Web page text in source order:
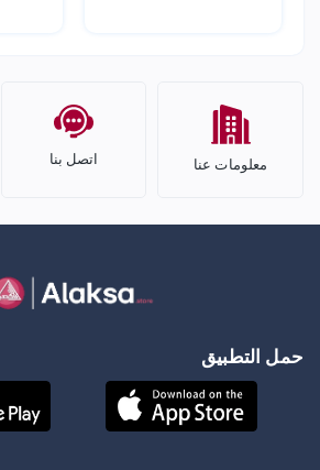
معلومات عنا اتصل بنا
حمل التطبيق